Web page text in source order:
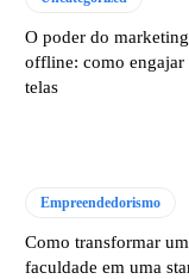
O poder do
offline: como engajar
telas
Empreendedorismo
Como transformar
faculdade em uma